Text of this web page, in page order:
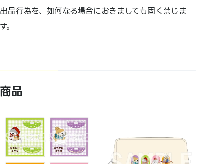
出品行為を、如何なる場合におきましても固く禁じま
す。
商品